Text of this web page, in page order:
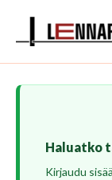
Haluatko
Kirjaudu